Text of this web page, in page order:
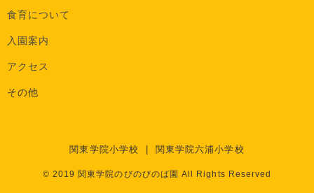
食育について
入園案内
アクセス
その他
関東学院小学校 関東学院六浦小学校
© 2019 関東学院のびのびのば園 All Rights Reserved